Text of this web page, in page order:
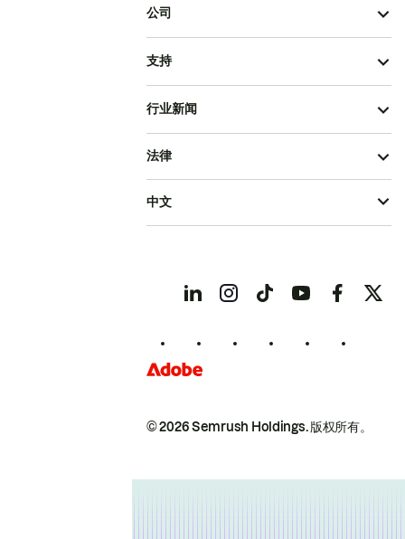
公司
支持
行业新闻
© 2026 Semrush Holdings.版权所有。
法律
中文